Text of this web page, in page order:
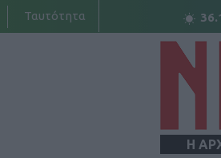
Ταυτότητα
Η